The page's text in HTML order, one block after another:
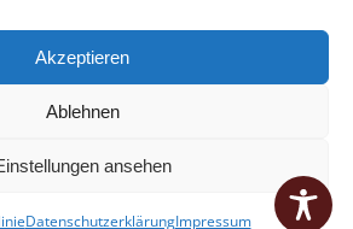
Akzeptieren
Ablehnen
ansehen
DatenschutzerklärungImpressum